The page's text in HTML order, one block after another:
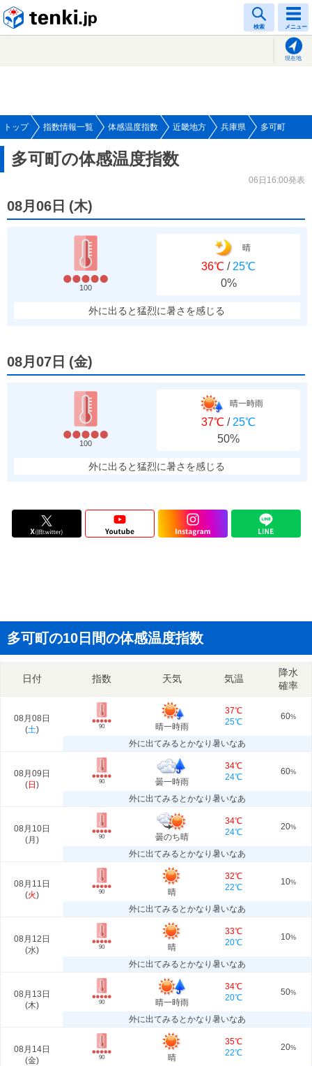
検索 メニュー
現在地
トップ 指数情報一覧 体感温度指数 近畿地方 兵庫県 多可町
多可町の体感温度指数
06日16:00発表
08月06日 (木)
100
晴
36℃ / 25℃
0%
外に出ると猛烈に暑さを感じる
08月07日 (金)
100
晴一時雨
37℃ / 25℃
50%
外に出ると猛烈に暑さを感じる
多可町の10日間の体感温度指数
日付 指数 天気 気温
降水
確率
08月08日
(土) 90 晴一時雨
37℃
25℃
60%
外に出てみるとかなり暑いなあ
08月09日
(日 ) 90 曇一時雨
34℃
24℃
60%
外に出てみるとかなり暑いなあ
08月10日
(月 ) 90 曇のち晴
34℃
24℃
20%
外に出てみるとかなり暑いなあ
08月11日
(火) 90 晴
32℃
22℃
10%
外に出てみるとかなり暑いなあ
08月12日
(水) 90 晴
33℃
20℃
10%
外に出てみるとかなり暑いなあ
08月13日
(木) 90 晴一時雨
34℃
20℃
50%
外に出てみるとかなり暑いなあ
08月14日
(金) 90 晴
35℃
22℃
20%